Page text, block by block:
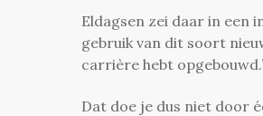
Eldagsen zei daar in een
gebruik van dit soort
carrière hebt opgebouwd.’
Dat doe je dus niet door